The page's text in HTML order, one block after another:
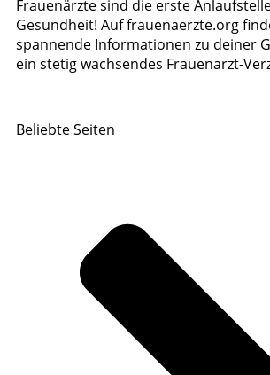
Frauenärzte sind die erste
Gesundheit! Auf frauenaerzte.org
spannende Informationen zu deiner
ein stetig wachsendes Frauenarzt-
Beliebte Seiten